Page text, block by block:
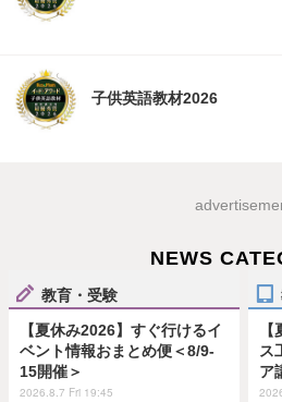
子供英語教材2026
NEWS
教育・受験
【夏休み2026】すぐ行けるイ
ベント情報おまとめ便＜8/9-
15開催＞
2026.8.7 Fri 19:45
ス
ア